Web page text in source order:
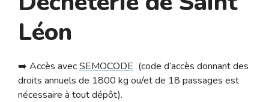
Léon
➡️ Accès avecSEMOCODE (code d’accès donnant des
droits annuels de 1800 kg ou/et de 18 passages est
nécessaire à tout dépôt).